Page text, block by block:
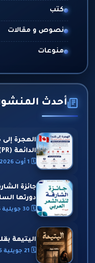
كتب
نصوص و مقالات
منوعات
أحدث
الهجرة
الدائمة (PR): الدليل الشامل لعام 2026
🗓 1 أوت 2026
جائزة
دورتها
🗓 30 جويلية 2026
اليتيمة بقلم عائشة عزوار
🗓 21 جويلية 2026